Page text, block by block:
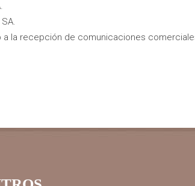
la recepción de comunicaciones